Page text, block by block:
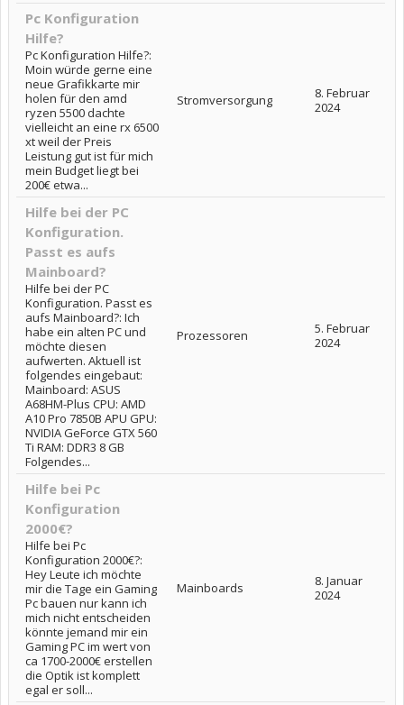
Pc Konfiguration
Hilfe?
Pc Konfiguration Hilfe?:
Moin würde gerne eine
neue Grafikkarte mir
holen für den amd
ryzen 5500 dachte
vielleicht an eine rx 6500
xt weil der Preis
Leistung gut ist für mich
mein Budget liegt bei
200€ etwa...
Stromversorgung
8. Februar
2024
Hilfe bei der PC
Konfiguration.
Passt es aufs
Mainboard?
Hilfe bei der PC
Konfiguration. Passt es
aufs Mainboard?: Ich
habe ein alten PC und
möchte diesen
aufwerten. Aktuell ist
folgendes eingebaut:
Mainboard: ASUS
A68HM-Plus CPU: AMD
A10 Pro 7850B APU GPU:
NVIDIA GeForce GTX 560
Ti RAM: DDR3 8 GB
Folgendes...
Prozessoren
5. Februar
2024
Hilfe bei Pc
Konfiguration
2000€?
Hilfe bei Pc
Konfiguration 2000€?:
Hey Leute ich möchte
mir die Tage ein Gaming
Pc bauen nur kann ich
mich nicht entscheiden
könnte jemand mir ein
Gaming PC im wert von
ca 1700-2000€ erstellen
die Optik ist komplett
egal er soll...
Mainboards
8. Januar
2024